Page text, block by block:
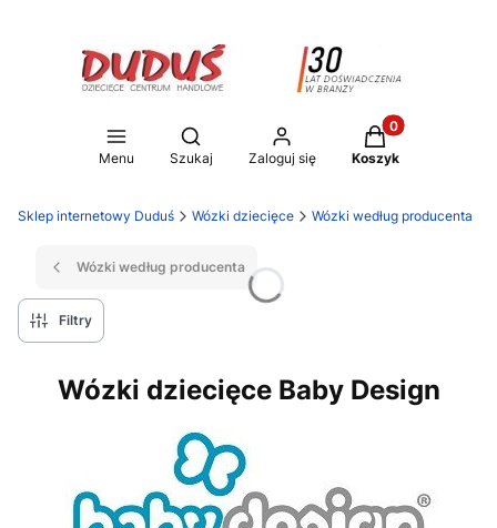
Menu
Otwórz wyszukiwarkę
Szukaj Zaloguj się
Produkty w
Koszyk
Sklep internetowy Duduś Wózki dziecięce Wózki według producenta
Wózki według producenta
Filtry
Wózki dziecięce Baby Design